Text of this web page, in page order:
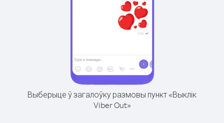
Выберыце ў загалоўку размовы пункт «Выклік
Viber Out»